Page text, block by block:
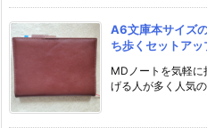
A6文庫本サイズ
ち歩くセットアッ
MDノートを気軽に
げる人が多く人気